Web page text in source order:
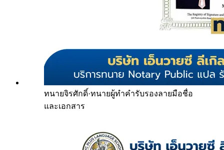
ทนายจิรศักดิ์·ทนายผู้ทำคำรับรองลายมือชื่อ
และเอกสาร